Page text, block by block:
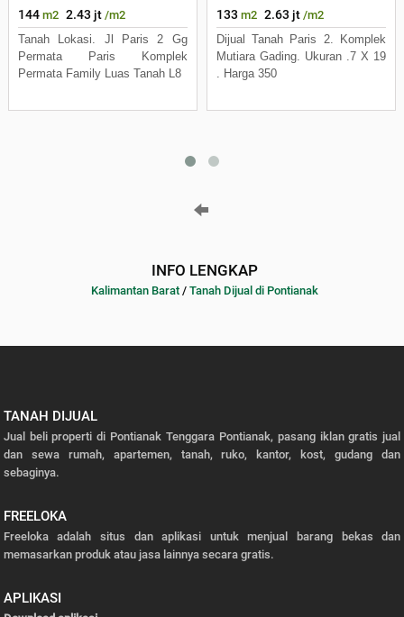
144 m2 2.43 jt /m2
Tanah Lokasi. Jl Paris 2 Gg
Permata Paris Komplek
Permata Family Luas Tanah L8
133 m2 2.63 jt /m2
Dijual Tanah Paris 2. Komplek
Mutiara Gading. Ukuran .7 X 19
. Harga 350
INFO LENGKAP
Kalimantan Barat / Tanah Dijual di Pontianak
TANAH DIJUAL
Jual beli properti di Pontianak Tenggara Pontianak, pasang iklan gratis jual
dan sewa rumah, apartemen, tanah, ruko, kantor, kost, gudang dan
sebaginya.
FREELOKA
Freeloka adalah situs dan aplikasi untuk menjual barang bekas dan
memasarkan produk atau jasa lainnya secara gratis.
APLIKASI